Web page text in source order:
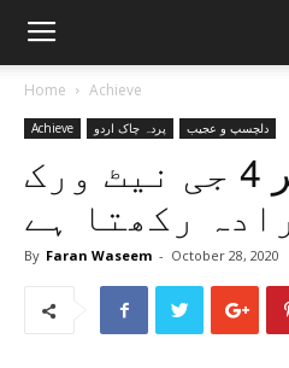
Home Achieve
Achieve پردہ چاک اردو دلچسپ و عجیب
نوکیا چاند پر 4 جی نیٹ ورک
رکھتا ہے
By Faran Waseem - October 28, 2020